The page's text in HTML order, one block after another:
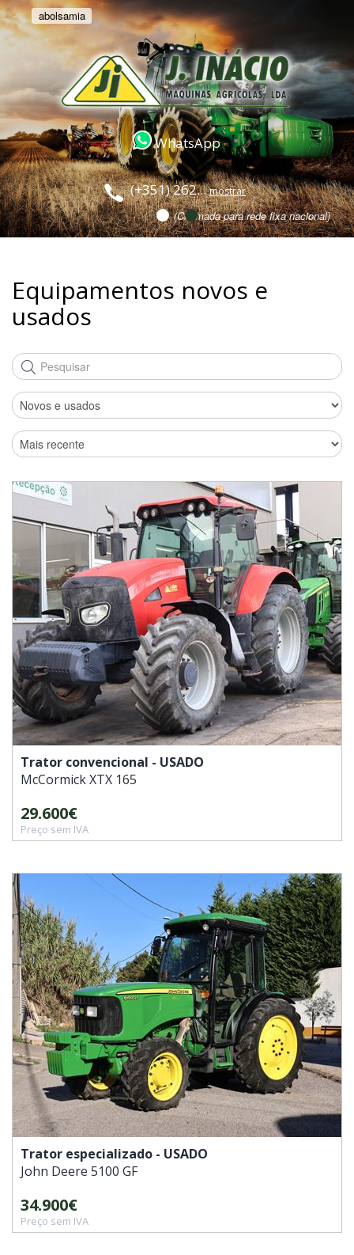
abolsamia
WhatsApp
(+351) 262...mostrar
(Chamada para rede fixa nacional)
Equipamentos novos e
usados
Trator convencional - USADO
McCormickXTX 165
29.600€
Preço sem IVA
Trator especializado - USADO
John Deere 5100 GF
34.900€
Preço sem IVA